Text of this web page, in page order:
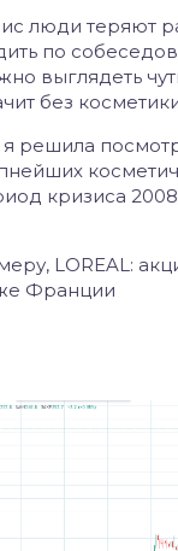
люди теряют
по
выглядеть
без
решила
кризиса
LOREAL:
Франции